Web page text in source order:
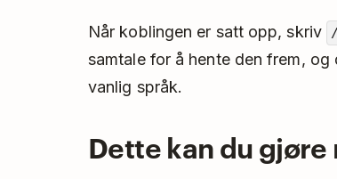
Når koblingen er satt opp, skriv
samtale for å hente den frem,
vanlig språk.
Dette kan du